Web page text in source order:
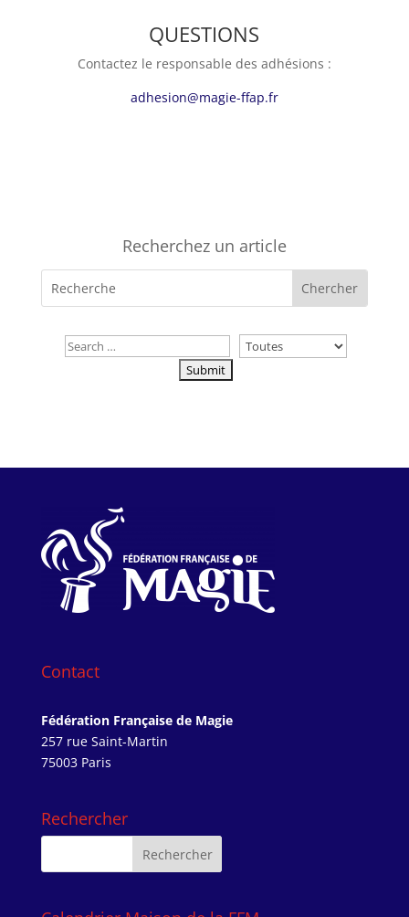
QUESTIONS
Contactez le responsable des adhésions :
adhesion@magie-ffap.fr
Recherchez un article
Contact
Fédération Française de Magie
257 rue Saint-Martin
75003 Paris
Rechercher